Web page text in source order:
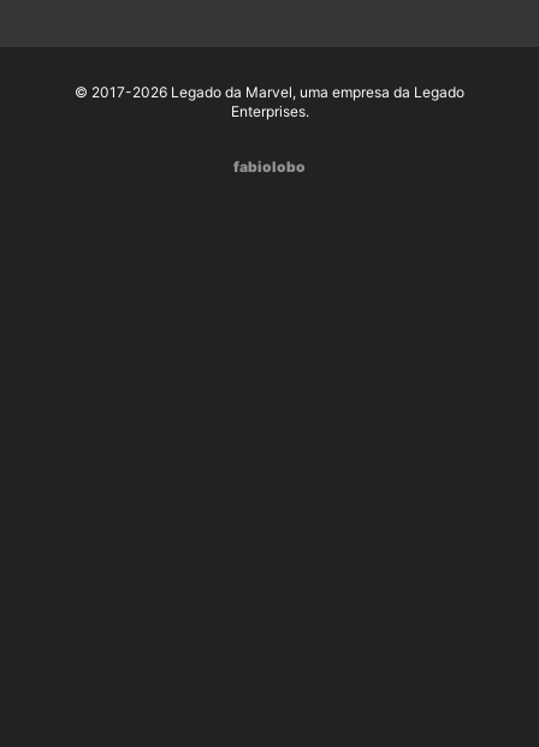
© 2017-2026 Legado da Marvel, uma empresa da Legado
Enterprises.
fabiolobo